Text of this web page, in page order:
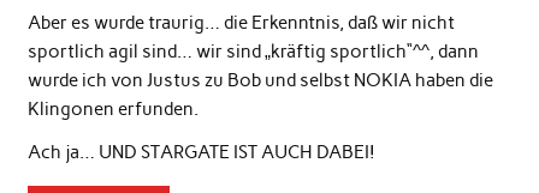
Aber es wurde traurig… die Erkenntnis, daß wir nicht
sportlich agil sind… wir sind „kräftig sportlich“^^, dann
wurde ich von Justus zu Bob und selbst NOKIA haben die
Klingonen erfunden.
Ach ja… UND STARGATE IST AUCH DABEI!